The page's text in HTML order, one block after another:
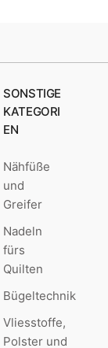
SONSTIGE
KATEGORI
EN
Nähfüße
und
Greifer
Nadeln
fürs
Quilten
Bügeltechnik
Vliesstoffe,
Polster und